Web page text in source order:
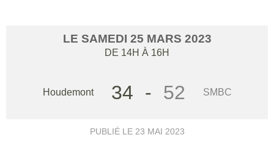
LE SAMEDI 25 MARS 2023
DE 14H À 16H
Houdemont 34 - 52 SMBC
PUBLIÉ LE 23 MAI 2023